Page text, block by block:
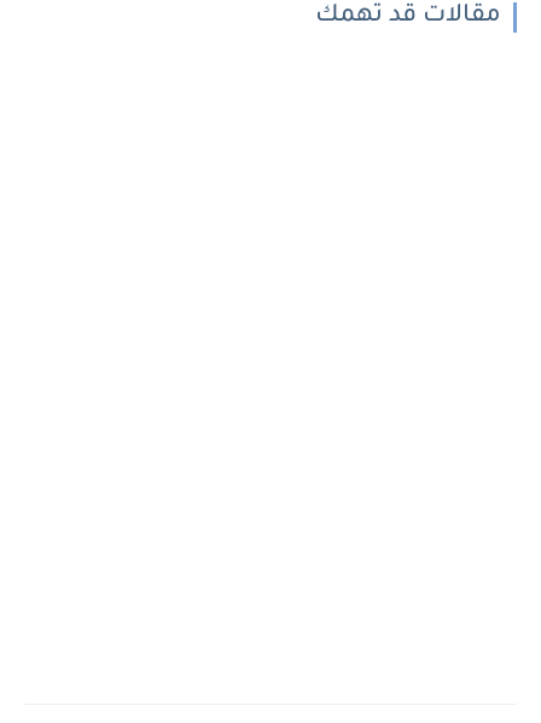
مقالات قد تهمك